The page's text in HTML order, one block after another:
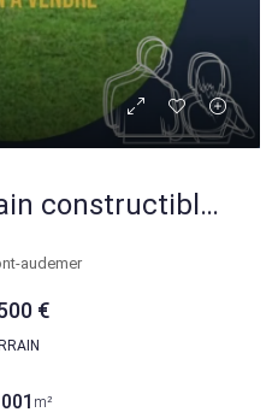
Parcelle de terrain constructible de 1000 m² à Colletot, Eure
audemer
€
m²